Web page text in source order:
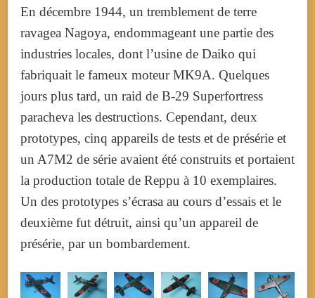
En décembre 1944, un tremblement de terre
ravagea Nagoya, endommageant une partie des
industries locales, dont l’usine de Daiko qui
fabriquait le fameux moteur MK9A. Quelques
jours plus tard, un raid de B-29 Superfortress
paracheva les destructions. Cependant, deux
prototypes, cinq appareils de tests et de présérie et
un A7M2 de série avaient été construits et portaient
la production totale de Reppu à 10 exemplaires.
Un des prototypes s’écrasa au cours d’essais et le
deuxième fut détruit, ainsi qu’un appareil de
présérie, par un bombardement.